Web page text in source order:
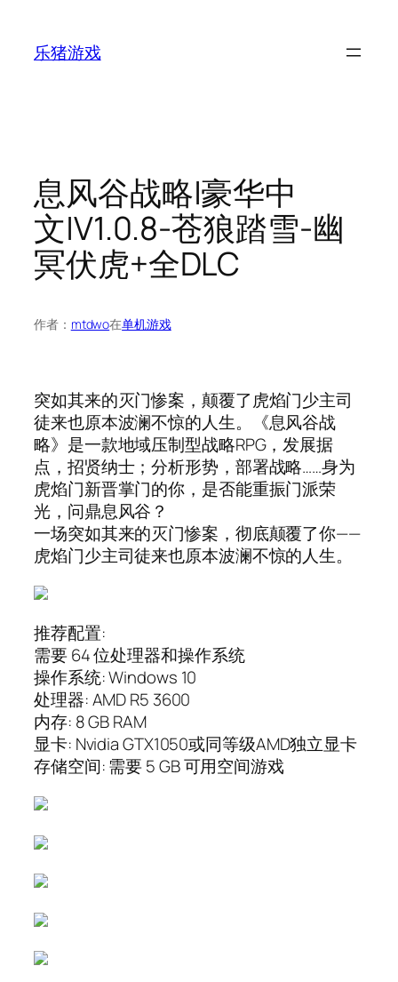
乐猪游戏
息风谷战略|豪华中
文|V1.0.8-苍狼踏雪-幽
冥伏虎+全DLC
作者： mtdwo在单机游戏
突如其来的灭门惨案，颠覆了虎焰门少主司
徒来也原本波澜不惊的人生。《息风谷战
略》是一款地域压制型战略RPG，发展据
点，招贤纳士；分析形势，部署战略……身为
虎焰门新晋掌门的你，是否能重振门派荣
光，问鼎息风谷？
一场突如其来的灭门惨案，彻底颠覆了你——
虎焰门少主司徒来也原本波澜不惊的人生。
推荐配置:
需要 64 位处理器和操作系统
操作系统: Windows 10
处理器: AMD R5 3600
内存: 8 GB RAM
显卡: Nvidia GTX1050或同等级AMD独立显卡
存储空间: 需要 5 GB 可用空间游戏